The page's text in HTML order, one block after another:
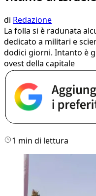
di Redazione
La folla si è radunata
dedicato a militari e
dodici giorni. Intanto è
ovest della capitale
1 min di lettura